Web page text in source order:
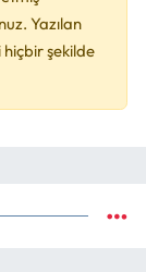
Yazılan
şekilde